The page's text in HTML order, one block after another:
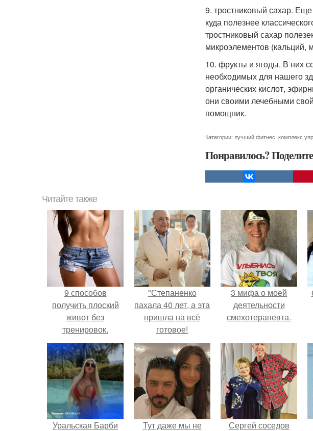
9. тростниковый сахар.
куда полезнее
тростниковый сахар
микроэлементов (кальций,
10. фрукты и ягоды. В них
необходимых для нашего
органических кислот,
они своими лечебными
помощник.
Категории: лучший фитнес комплекс
Понравилось?
Читайте также
9 способов
получить плоский
живот без
тренировок.
"Степаненко
пахала 40 лет, а эта
пришла на всё
готовое!
3 мифа о моей
деятельности
смехотерапевта.
Уральская Барби Тут даже мы не Сергей соседов